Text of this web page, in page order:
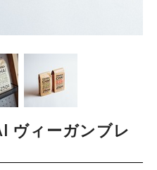
ヴィーガンブレ